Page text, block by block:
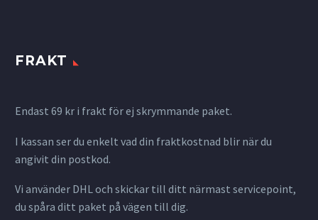
FRAKT
Endast 69 kr i frakt för ej skrymmande paket.
I kassan ser du enkelt vad din fraktkostnad blir när du
angivit din postkod.
Vi använder DHL och skickar till ditt närmast servicepoint,
du spåra ditt paket på vägen till dig.